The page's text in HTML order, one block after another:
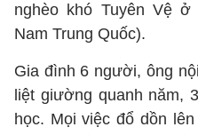
nghèo khó Tuyên Vệ
Nam Trung Quốc).
Gia đình 6 người, ông
liệt giường quanh năm,
học. Mọi việc đổ dồn